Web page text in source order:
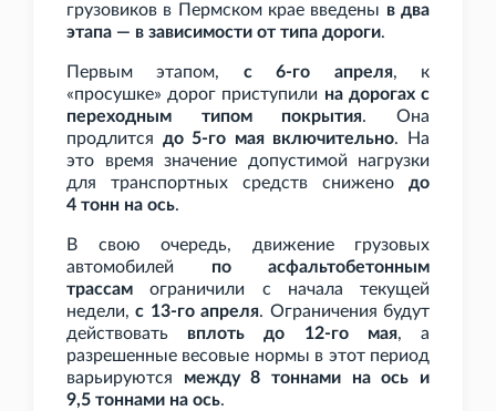
грузовиков в Пермском крае введены в два
этапа — в зависимости от типа дороги.
Первым этапом, с 6-го апреля, к
«просушке» дорог приступили на дорогах с
переходным типом покрытия. Она
продлится до 5-го мая включительно. На
это время значение допустимой нагрузки
для транспортных средств снижено до
4 тонн на ось.
В свою очередь, движение грузовых
автомобилей по асфальтобетонным
трассам ограничили с начала текущей
недели,с 13-го апреля. Ограничения будут
действовать вплоть до 12-го мая, а
разрешенные весовые нормы в этот период
варьируются между 8
тоннами на ось и
9,5 тоннами на ось.